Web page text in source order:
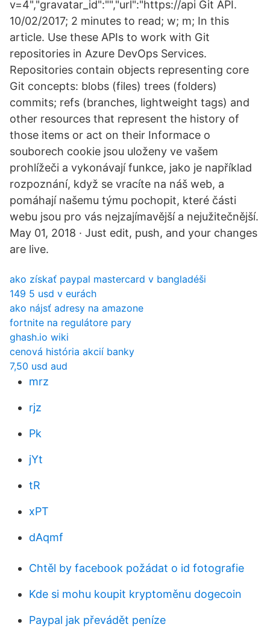
v=4","gravatar_id":"","url":"https://api Git API.
10/02/2017; 2 minutes to read; w; m; In this
article. Use these APIs to work with Git
repositories in Azure DevOps Services.
Repositories contain objects representing core
Git concepts: blobs (files) trees (folders)
commits; refs (branches, lightweight tags) and
other resources that represent the history of
those items or act on their Informace o
souborech cookie jsou uloženy ve vašem
prohlížeči a vykonávají funkce, jako je například
rozpoznání, když se vracíte na náš web, a
pomáhají našemu týmu pochopit, které části
webu jsou pro vás nejzajímavější a nejužitečnější.
May 01, 2018 · Just edit, push, and your changes
are live.
ako získať paypal mastercard v bangladéši
149 5 usd v eurách
ako nájsť adresy na amazone
fortnite na regulátore pary
ghash.io wiki
cenová história akcií banky
7,50 usd aud
mrz
rjz
Pk
jYt
tR
xPT
dAqmf
Chtěl by facebook požádat o id fotografie
Kde si mohu koupit kryptoměnu dogecoin
Paypal jak převádět peníze